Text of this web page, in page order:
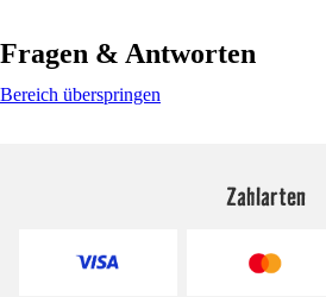
Fragen & Antworten
Bereich überspringen
Zahlarten